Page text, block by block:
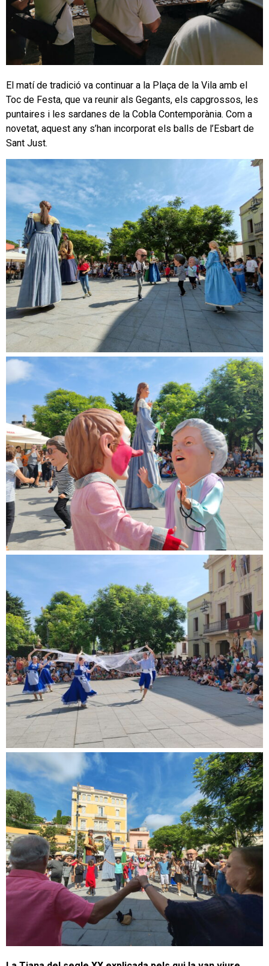
El matí de tradició va continuar a la Plaça de la Vila amb el
Toc de Festa, que va reunir als Gegants, els capgrossos, les
puntaires i les sardanes de la Cobla Contemporània. Com a
novetat, aquest any s’han incorporat els balls de l’Esbart de
Sant Just.